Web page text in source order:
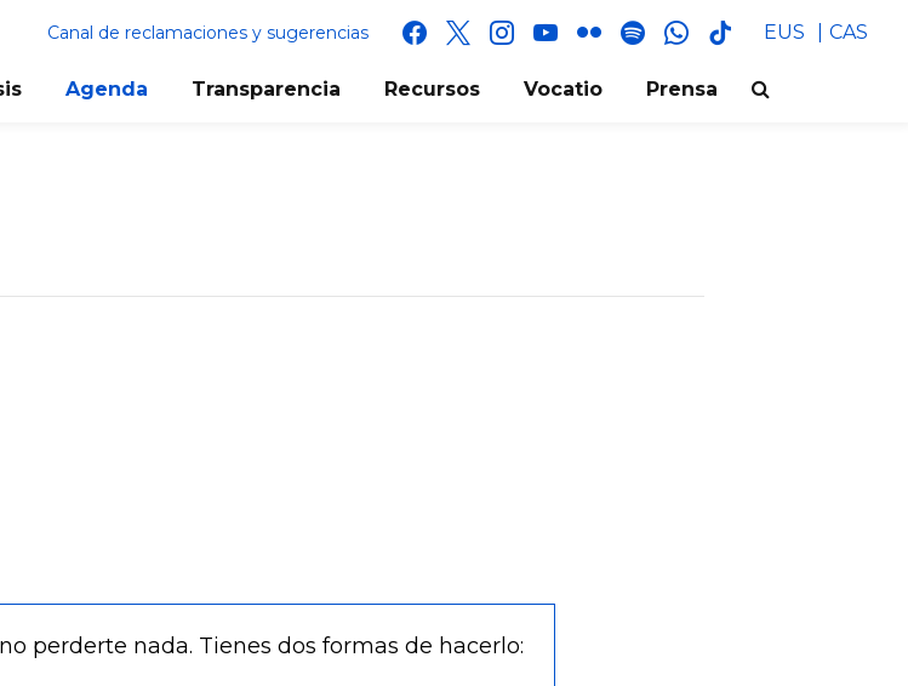
Canal de reclamaciones y sugerencias facebook
x instagram
youtube
flickr spotifywhatsapp
tik
EUS CAS
Agenda Transparencia Recursos Vocatio Prensa
perderte nada. Tienes dos formas de hacerlo: